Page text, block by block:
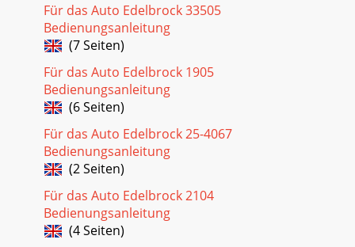
Für das Auto Edelbrock 33505
Bedienungsanleitung
(7 Seiten)
Für das Auto Edelbrock 1905
Bedienungsanleitung
(6 Seiten)
Für das Auto Edelbrock 25-4067
Bedienungsanleitung
(2 Seiten)
Für das Auto Edelbrock 2104
Bedienungsanleitung
(4 Seiten)